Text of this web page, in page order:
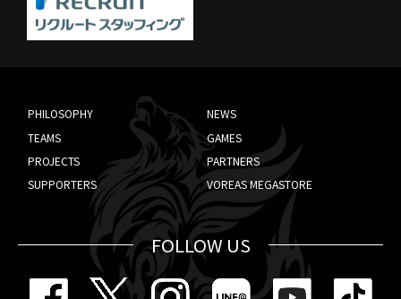
PHILOSOPHY
NEWS
TEAMS
GAMES
PROJECTS
PARTNERS
SUPPORTERS
VOREAS MEGASTORE
FOLLOW US